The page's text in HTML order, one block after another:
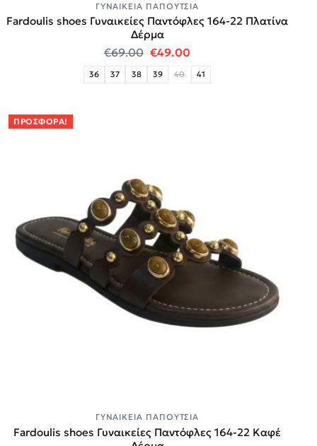
ΓΥΝΑΙΚΕΊΑ ΠΑΠΟΎΤΣΙΑ
Fardoulis shoes Γυναικείες Παντόφλες 164-22 Πλατίνα
Δέρμα
€69.00 Original price was: €69.00.
€49.00Η τρέχουσα τιμή
36 37 38 39 40 41
ΠΡΟΣΦΟΡΆ!
ΓΥΝΑΙΚΕΊΑ ΠΑΠΟΎΤΣΙΑ
Fardoulis shoes Γυναικείες Παντόφλες 164-22 Καφέ